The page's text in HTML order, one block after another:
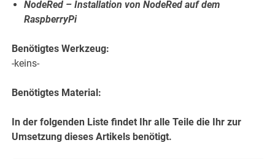
NodeRed – Installation von NodeRed auf dem
RaspberryPi
Benötigtes Werkzeug:
-keins-
Benötigtes Material:
In der folgenden Liste findet Ihr alle Teile die Ihr zur
Umsetzung dieses Artikels benötigt.